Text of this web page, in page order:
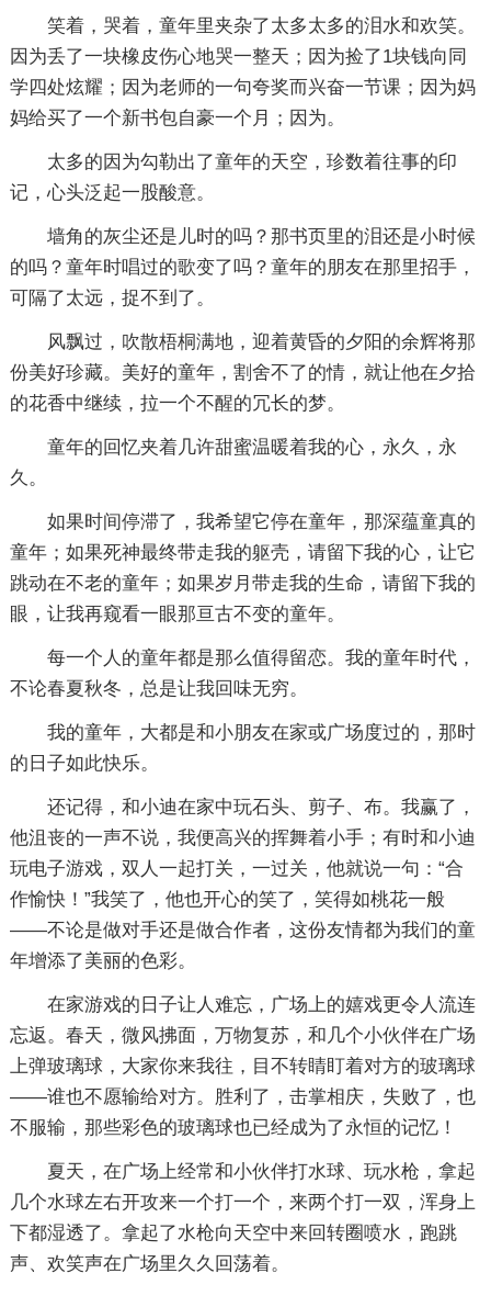
笑着，哭着，童年里夹杂了太多太多的泪水和欢笑。
因为丢了一块橡皮伤心地哭一整天；因为捡了1块钱向同
学四处炫耀；因为老师的一句夸奖而兴奋一节课；因为妈
妈给买了一个新书包自豪一个月；因为。
太多的因为勾勒出了童年的天空，珍数着往事的印
记，心头泛起一股酸意。
墙角的灰尘还是儿时的吗？那书页里的泪还是小时候
的吗？童年时唱过的歌变了吗？童年的朋友在那里招手，
可隔了太远，捉不到了。
风飘过，吹散梧桐满地，迎着黄昏的夕阳的余辉将那
份美好珍藏。美好的童年，割舍不了的情，就让他在夕拾
的花香中继续，拉一个不醒的冗长的梦。
童年的回忆夹着几许甜蜜温暖着我的心，永久，永
久。
如果时间停滞了，我希望它停在童年，那深蕴童真的
童年；如果死神最终带走我的躯壳，请留下我的心，让它
跳动在不老的童年；如果岁月带走我的生命，请留下我的
眼，让我再窥看一眼那亘古不变的童年。
每一个人的童年都是那么值得留恋。我的童年时代，
不论春夏秋冬，总是让我回味无穷。
我的童年，大都是和小朋友在家或广场度过的，那时
的日子如此快乐。
还记得，和小迪在家中玩石头、剪子、布。我赢了，
他沮丧的一声不说，我便高兴的挥舞着小手；有时和小迪
玩电子游戏，双人一起打关，一过关，他就说一句：“合
作愉快！”我笑了，他也开心的笑了，笑得如桃花一般
——不论是做对手还是做合作者，这份友情都为我们的童
年增添了美丽的色彩。
在家游戏的日子让人难忘，广场上的嬉戏更令人流连
忘返。春天，微风拂面，万物复苏，和几个小伙伴在广场
上弹玻璃球，大家你来我往，目不转睛盯着对方的玻璃球
——谁也不愿输给对方。胜利了，击掌相庆，失败了，也
不服输，那些彩色的玻璃球也已经成为了永恒的记忆！
夏天，在广场上经常和小伙伴打水球、玩水枪，拿起
几个水球左右开攻来一个打一个，来两个打一双，浑身上
下都湿透了。拿起了水枪向天空中来回转圈喷水，跑跳
声、欢笑声在广场里久久回荡着。